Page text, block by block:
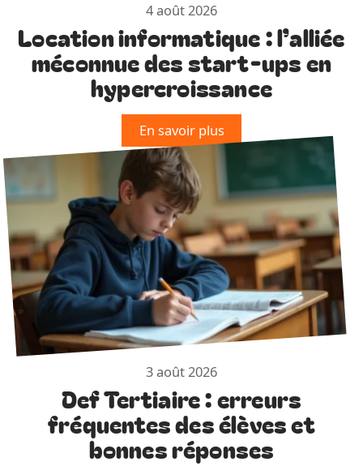
4 août 2026
Location informatique : l’alliée
méconnue des start-ups en
hypercroissance
En savoir plus
3 août 2026
Def Tertiaire : erreurs
fréquentes des élèves et
bonnes réponses